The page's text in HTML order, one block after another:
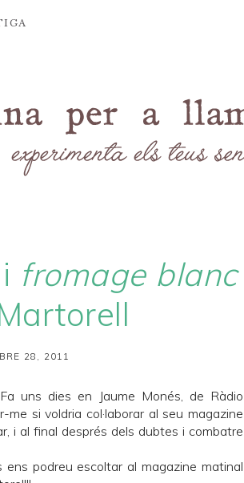
fromage blanc
28, 2011
uns dies en Jaume Monés, de Ràdio
si voldria col·laborar al seu magazine
i al final després dels dubtes i combatre
podreu escoltar al magazine matinal